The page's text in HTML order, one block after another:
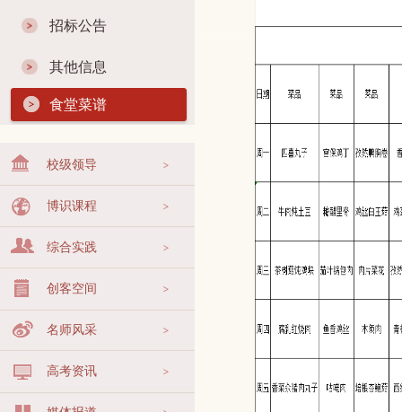
招标公告
其他信息
食堂菜谱
校级领导
博识课程
综合实践
创客空间
名师风采
高考资讯